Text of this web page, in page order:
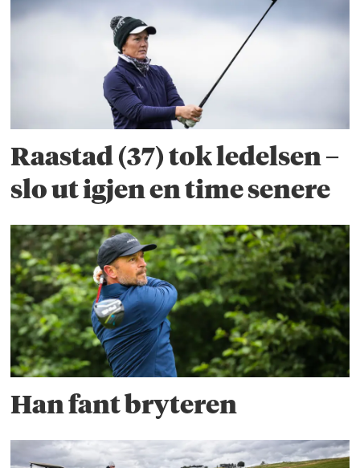
Raastad (37) tok ledelsen –
slo ut igjen en time senere
Han fant bryteren